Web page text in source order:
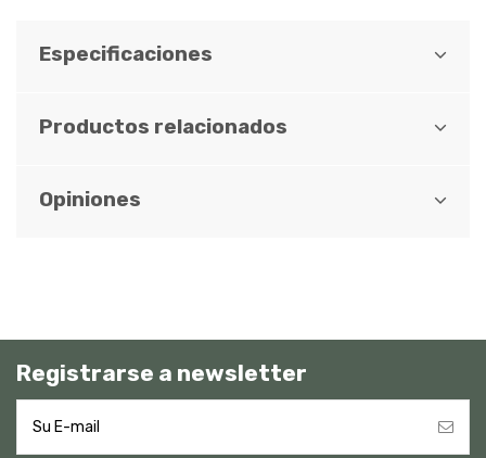
Especificaciones
Productos relacionados
Opiniones
Registrarse a newsletter